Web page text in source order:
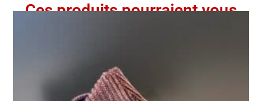
Ces produits pourraient vous